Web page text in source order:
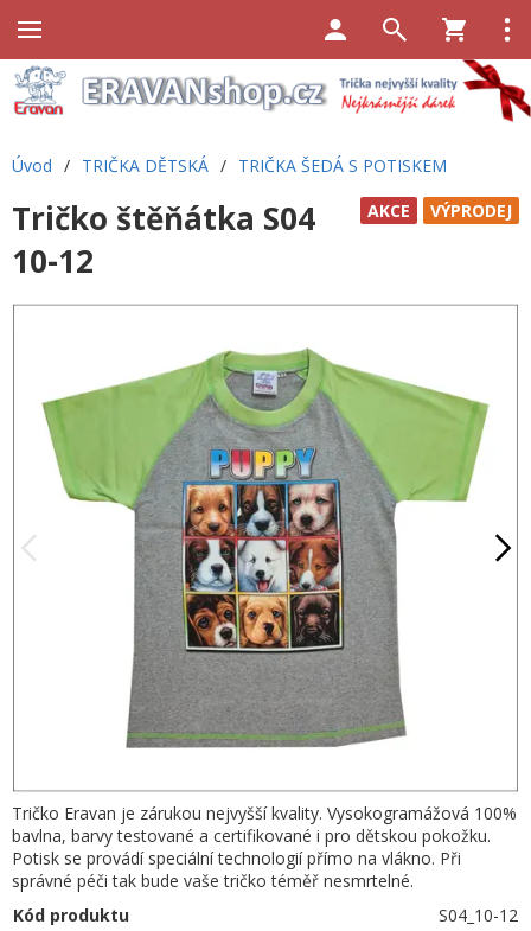
Úvod / TRIČKA DĚTSKÁ / TRIČKA ŠEDÁ S POTISKEM
VÝPRODEJ
AKCE
Tričko štěňátka S04
10-12
Tričko Eravan je zárukou nejvyšší kvality. Vysokogramážová 100%
bavlna, barvy testované a certifikované i pro dětskou pokožku.
Potisk se provádí speciální technologií přímo na vlákno. Při
správné péči tak bude vaše tričko téměř nesmrtelné.
Kód produktu
S04_10-12